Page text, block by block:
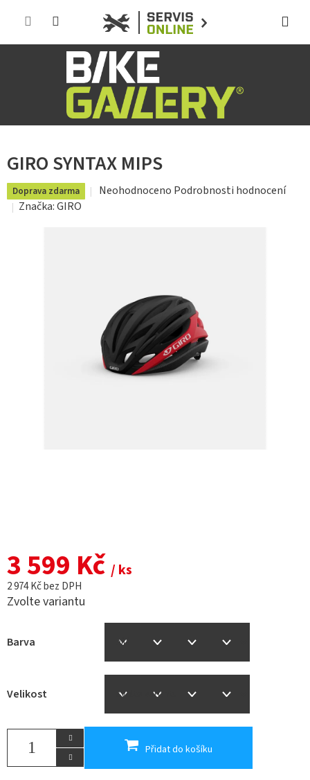
GIRO SYNTAX MIPS
Doprava zdarma
Průměrné
Neohodnoceno Podrobnosti hodnocení
Značka:GIRO
3 599 Kč / ks
2 974 Kč bez DPH
Zvolte variantu
Barva
Velikost
Přidat do košíku